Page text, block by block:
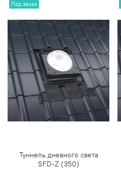
Под заказ
Туннель дневного света
SFD-Z (350)